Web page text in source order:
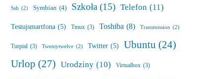
Ssh (2) Symbian (4) Szkoła (15) Telefon (11)
Testujsmartfona (5) Tmux (3) Toshiba (8) Transmission (2)
Turpial (3) Twentytwelve (2) Twitter (5) Ubuntu (24)
Urlop (27) Urodziny (10) Virtualbox (3)